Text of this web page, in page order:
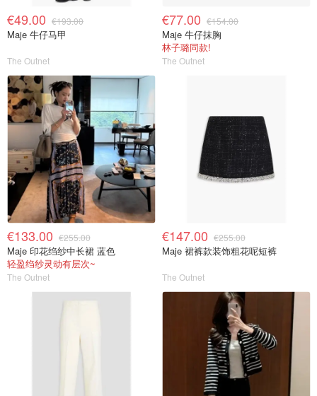
€49.00 €193.00
Maje 牛仔马甲
The Outnet
€77.00 €154.00
Maje 牛仔抹胸
林子璐同款!
The Outnet
€133.00 €255.00
Maje 印花绉纱中长裙 蓝色
轻盈绉纱灵动有层次~
The Outnet
€147.00 €255.00
Maje 裙裤款装饰粗花呢短裤
The Outnet